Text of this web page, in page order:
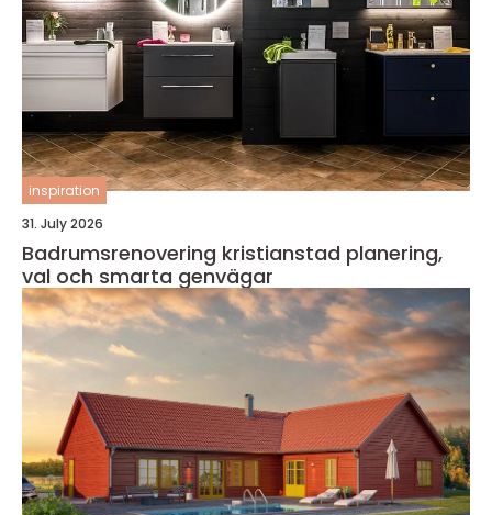
inspiration
31. July 2026
Badrumsrenovering kristianstad planering,
val och smarta genvägar